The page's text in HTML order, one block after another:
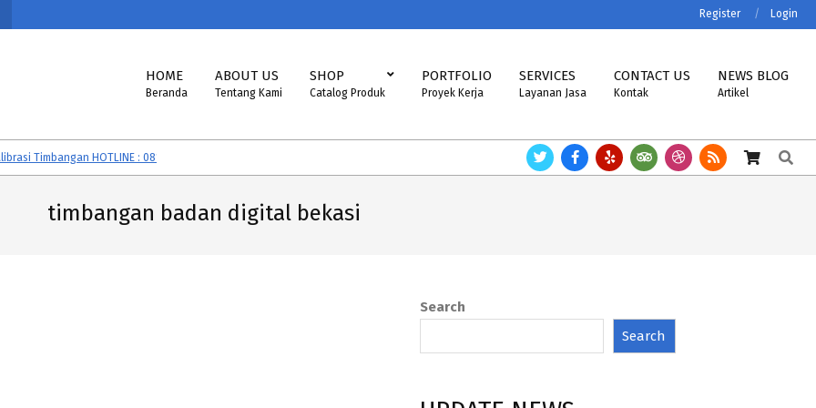
Register Login
HOME
Beranda
ABOUT US
Tentang Kami
SHOP
Catalog Produk
PORTFOLIO
Proyek Kerja
SERVICES
Layanan Jasa
CONTACT US
Kontak
NEWS BLOG
Artikel
Timbangan HOTLINE : 081292605560 Timbangan ASTTECH, NAGATA, HENHERR,
Search
timbangan badan digital bekasi
Search
Search